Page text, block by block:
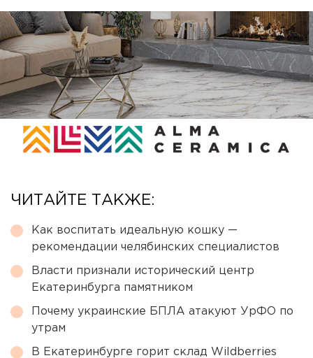
ЧИТАЙТЕ ТАКЖЕ:
Как воспитать идеальную кошку —
рекомендации челябинских специалистов
Власти признали исторический центр
Екатеринбурга памятником
Почему украинские БПЛА атакуют УрФО по
утрам
В Екатеринбурге горит склад Wildberries